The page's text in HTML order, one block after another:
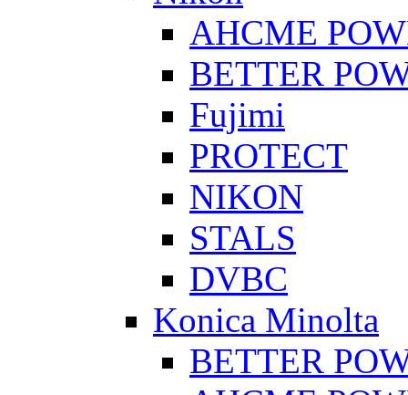
AHCME
BETTER
Fujimi
PROTECT
NIKON
STALS
DVBC
Konica Minolta
BETTER